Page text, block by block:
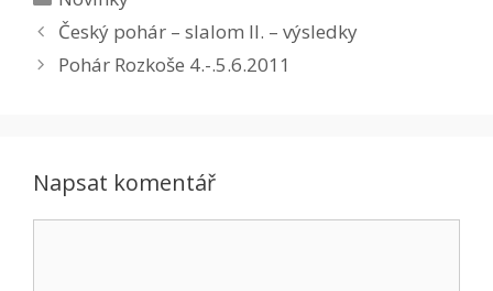
Český pohár – slalom II. – výsledky
Pohár Rozkoše 4.-.5.6.2011
Napsat komentář